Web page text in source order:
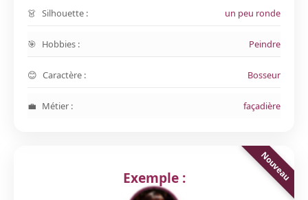
Silhouette : un peu ronde
Hobbies : Peindre
Caractère : Bosseur
Métier : façadière
Exemple :